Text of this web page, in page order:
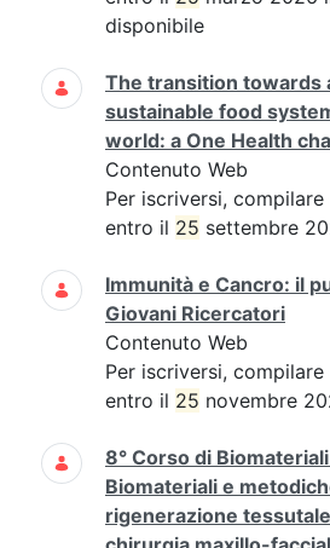
disponibile
The transition towards
sustainable food
world: a One Health
Contenuto Web
Per iscriversi,
entro il 25 settembre
Immunità e Cancro: il
Giovani Ricercatori
Contenuto Web
Per iscriversi,
entro il 25 novembre
8° Corso di
Biomateriali e
rigenerazione